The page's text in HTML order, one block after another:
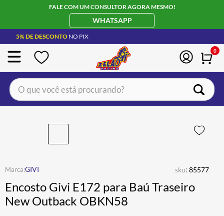
FALE COM UM CONSULTOR AGORA MESMO!
WHATSAPP
5% DE DESCONTO NO PIX
0
O que você está procurando?
GIVI sku: 85577
Encosto Givi E172 para Baú Traseiro
New Outback OBKN58
CAPACETE LS2
BOTA
LUVA